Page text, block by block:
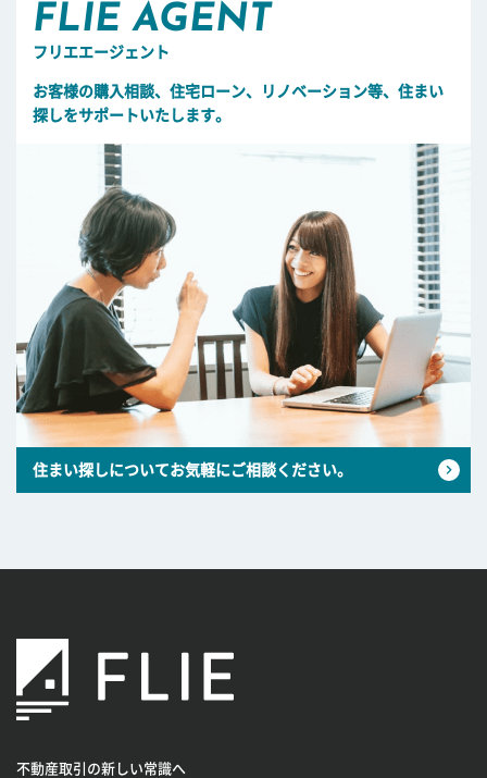
FLIE AGENT
フリエエージェント
お客様の購入相談、住宅ローン、リノベーション等、住まい
探しをサポートいたします。
住まい探しについてお気軽にご相談ください。
不動産取引の新しい常識へ